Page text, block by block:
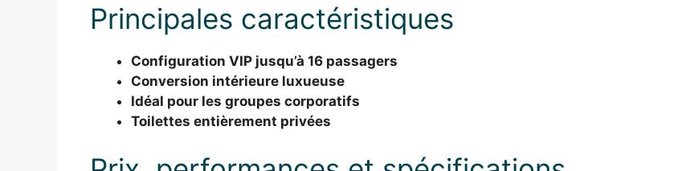
Principales caractéristiques
Configuration VIP jusqu’à 16 passagers
Conversion intérieure luxueuse
Idéal pour les groupes corporatifs
Toilettes entièrement privées